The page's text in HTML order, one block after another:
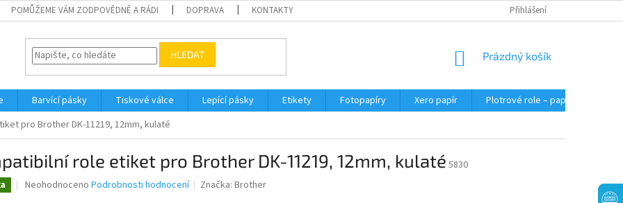
POMŮŽEME VÁM ZODPOVĚDNĚ A RÁDI DOPRAVA KONTAKTY Přihlášení
HLEDAT
NÁKUPNÍ
Prázdný košík
Barvící pásky Tiskové válce Lepící pásky Etikety Fotopapíry Xero papír
Plotrové role – papír do plotru
pro Brother DK-11219, 12mm, kulaté
role etiket pro Brother DK-11219, 12mm, kulaté 5830
Průměrné
Neohodnoceno Podrobnosti hodnocení Značka:Brother